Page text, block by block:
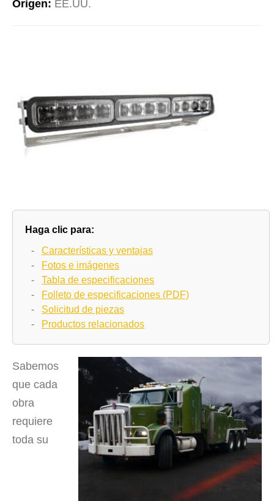
Origen: EE.UU.
Haga clic para:
- Características y ventajas
-
Fotos e imágenes
- Tabla de especificaciones
-
Folleto de especificaciones (PDF)
- Solicitud de piezas
-
Productos relacionados
Sabemos
que cada
obra
requiere
toda su